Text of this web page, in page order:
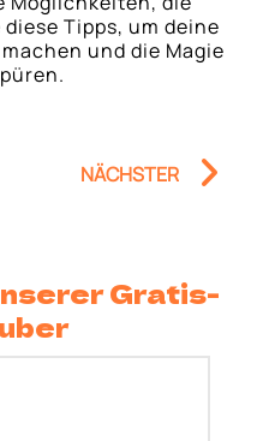
Tipps, um deine
und die Magie
NÄCHSTER
Gratis-